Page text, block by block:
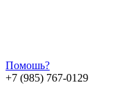
Помошь?
+7 (985) 767-0129